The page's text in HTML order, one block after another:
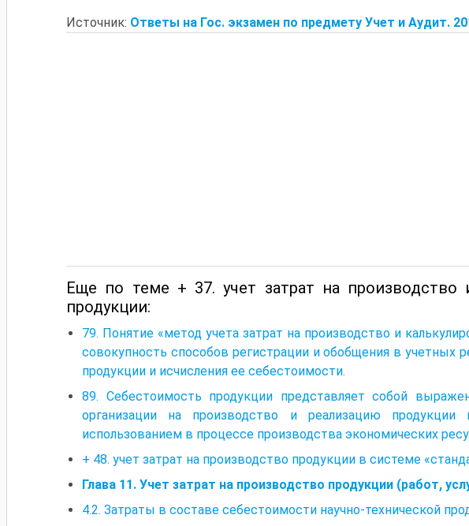
Источник: Ответы на Гос. экзамен по предмету Учет и Аудит.
Еще по теме + 37. учет затрат на производство
продукции:
79. Понятие «метод учета затрат на производство и
совокупность способов регистрации и обобщения в учетных
продукции и исчисления ее себестоимости.
89. Себестоимость продукции представляет собой
организации на производство и реализацию
использованием в процессе производства экономических
+ 48. учет затрат на производство продукции в системе
Глава 11. Учет затрат на производство продукции (работ,
4.2. Затраты в составе себестоимости научно-технической